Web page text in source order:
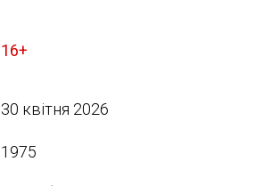
16+
30 квітня 2026
1975